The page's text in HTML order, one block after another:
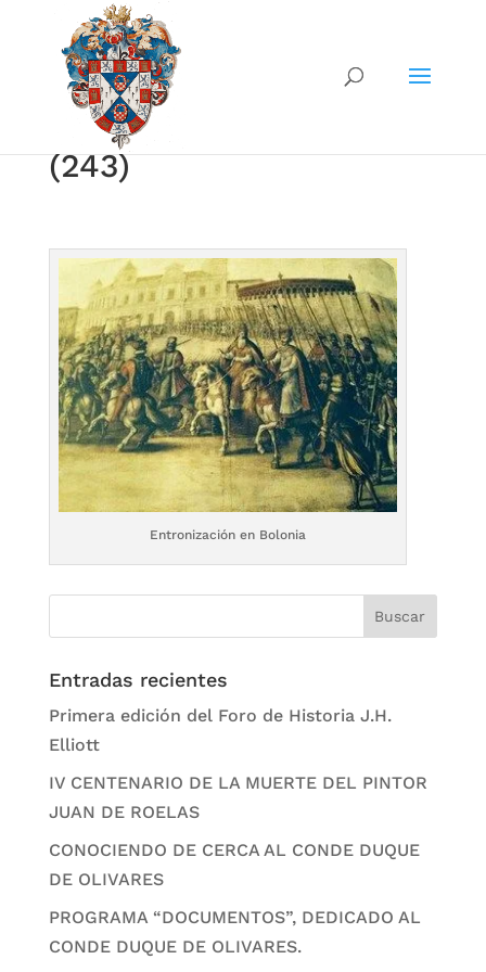
(243)
Entronización en Bolonia
Entradas recientes
Primera edición del Foro de Historia J.H.
Elliott
IV CENTENARIO DE LA MUERTE DEL PINTOR
JUAN DE ROELAS
CONOCIENDO DE CERCA AL CONDE DUQUE
DE OLIVARES
PROGRAMA “DOCUMENTOS”, DEDICADO AL
CONDE DUQUE DE OLIVARES.